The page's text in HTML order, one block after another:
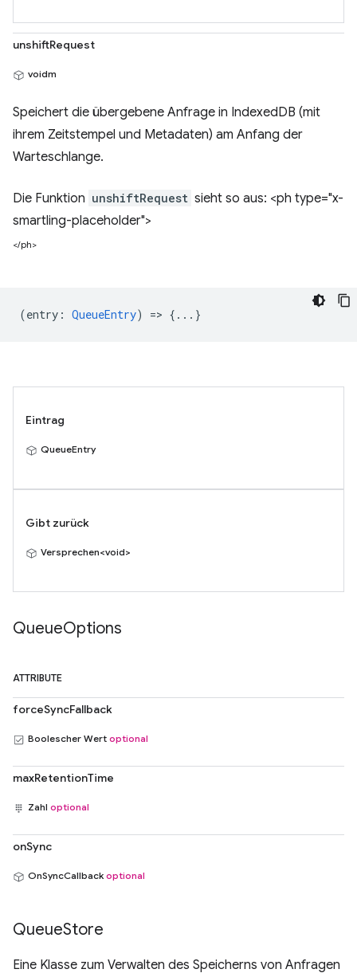
unshiftRequest
voidm
Speichert die übergebene Anfrage in IndexedDB (mit
ihrem Zeitstempel und Metadaten) am Anfang der
Warteschlange.
Die Funktion unshiftRequest sieht so aus: <ph type="x-
smartling-placeholder">
</ph>
(entry : QueueEntry) => {...}
Eintrag
QueueEntry
Gibt zurück
Versprechen<void>
QueueOptions
ATTRIBUTE
forceSyncFallback
Boolescher Wert optional
maxRetentionTime
Zahl optional
onSync
OnSyncCallback optional
QueueStore
Eine Klasse zum Verwalten des Speicherns von Anfragen